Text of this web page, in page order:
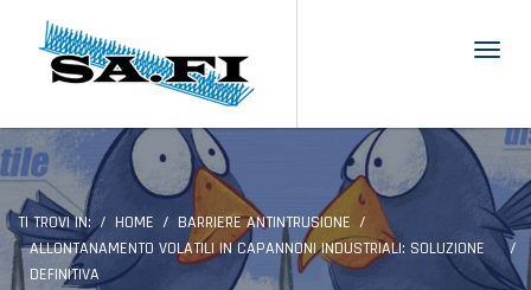
TI TROVI IN: HOME
BARRIERE ANTINTRUSIONE
ALLONTANAMENTO VOLATILI IN CAPANNONI INDUSTRIALI: SOLUZIONE
DEFINITIVA